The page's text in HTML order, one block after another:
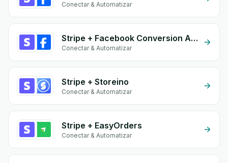
Conectar & Automatizar
Stripe + Facebook Conversion API (CAPI)
Conectar & Automatizar
Stripe + Storeino
Conectar & Automatizar
Stripe + EasyOrders
Conectar & Automatizar